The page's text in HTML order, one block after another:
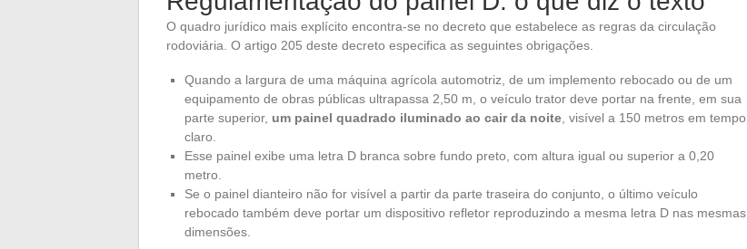
O quadro jurídico mais explícito encontra-se no decreto que estabelece as regras da circulação
rodoviária. O artigo 205 deste decreto especifica as seguintes obrigações.
Quando a largura de uma máquina agrícola automotriz, de um implemento rebocado ou de um
equipamento de obras públicas ultrapassa 2,50 m, o veículo trator deve portar na frente, em sua
parte superior, um painel quadrado iluminado ao cair da noite , visível a 150 metros em tempo
claro.
Esse painel exibe uma letra D branca sobre fundo preto, com altura igual ou superior a 0,20
metro.
Se o painel dianteiro não for visível a partir da parte traseira do conjunto, o último veículo
rebocado também deve portar um dispositivo refletor reproduzindo a mesma letra D nas mesmas
dimensões.